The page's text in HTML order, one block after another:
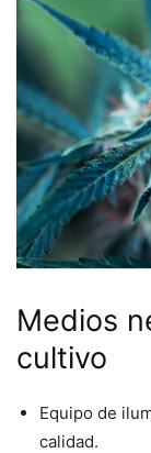
Medios
cultivo
Equipo de
calidad.